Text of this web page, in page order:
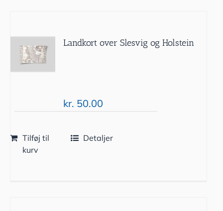
Landkort over Slesvig og Holstein
kr. 50.00
Tilføj til
kurv
Detaljer